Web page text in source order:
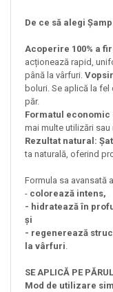
De ce să alegi
Acoperire 100% a
acționează rapid,
până la vârfuri.
boluri. Se aplică la
păr.
Formatul economic
mai multe utilizări sau
Rezultat natural:
ta naturală, oferind
Formula sa avansată
- colorează intens,
- hidratează în
și
- regenerează
la vârfuri
SE APLICĂ PE
Mod de utilizare